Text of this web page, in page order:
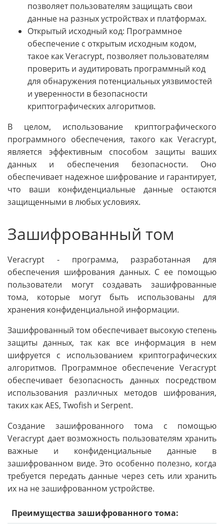
позволяет пользователям защищать свои
данные на разных устройствах и платформах.
Открытый исходный код: Программное
обеспечение с открытым исходным кодом,
такое как Veracrypt, позволяет пользователям
проверить и аудитировать программный код
для обнаружения потенциальных уязвимостей
и уверенности в безопасности
криптографических алгоритмов.
В целом, использование криптографического
программного обеспечения, такого как Veracrypt,
является эффективным способом защиты ваших
данных и обеспечения безопасности. Оно
обеспечивает надежное шифрование и гарантирует,
что ваши конфиденциальные данные остаются
защищенными в любых условиях.
Зашифрованный том
Veracrypt - программа, разработанная для
обеспечения шифрования данных. С ее помощью
пользователи могут создавать зашифрованные
тома, которые могут быть использованы для
хранения конфиденциальной информации.
Зашифрованный том обеспечивает высокую степень
защиты данных, так как все информация в нем
шифруется с использованием криптографических
алгоритмов. Программное обеспечение Veracrypt
обеспечивает безопасность данных посредством
использования различных методов шифрования,
таких как AES, Twofish и Serpent.
Создание зашифрованного тома с помощью
Veracrypt дает возможность пользователям хранить
важные и конфиденциальные данные в
зашифрованном виде. Это особенно полезно, когда
требуется передать данные через сеть или хранить
их на не зашифрованном устройстве.
Преимущества зашифрованного тома: